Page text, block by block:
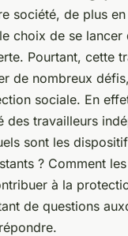
société, de plus
choix de se lancer
Pourtant, cette
de nombreux
sociale. En
des travailleurs
sont les
? Comment
à la
de questions